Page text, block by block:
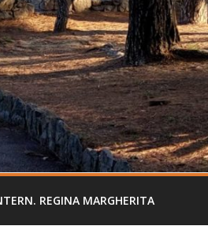
REGINA MARGHERITA